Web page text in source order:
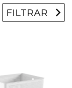
FILTRAR